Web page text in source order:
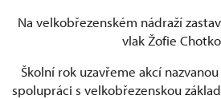
Na velkobřezenském nádraží
vlak Žofie
Školní rok uzavřeme akcí nazvanou
spolupráci s velkobřezenskou